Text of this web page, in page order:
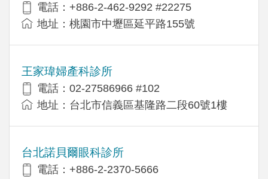
電話：+886-2-462-9292 #22275
地址：桃園市中壢區延平路155號
王家瑋婦產科診所
電話：02-27586966 #102
地址：台北市信義區基隆路二段60號1樓
台北諾貝爾眼科診所
電話：+886-2-2370-5666